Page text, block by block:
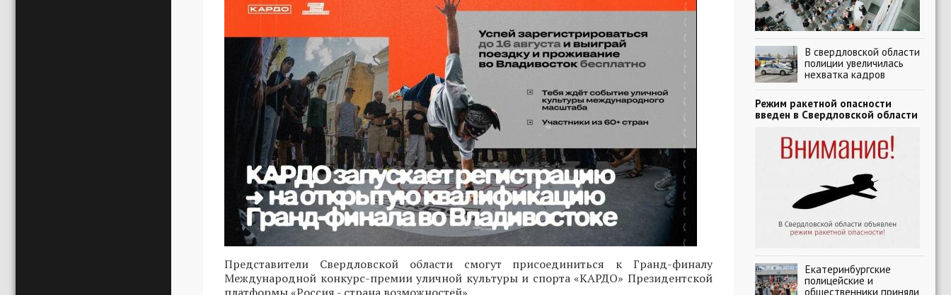
Представители Свердловской области смогут присоединиться к Гранд-финалу
Международной конкурс-премии уличной культуры и спорта «КАРДО» Президентской
В свердловской области
полиции увеличилась
нехватка кадров
Режим ракетной опасности
введен в Свердловской области
Екатеринбургские
полицейские и
общественники приняли